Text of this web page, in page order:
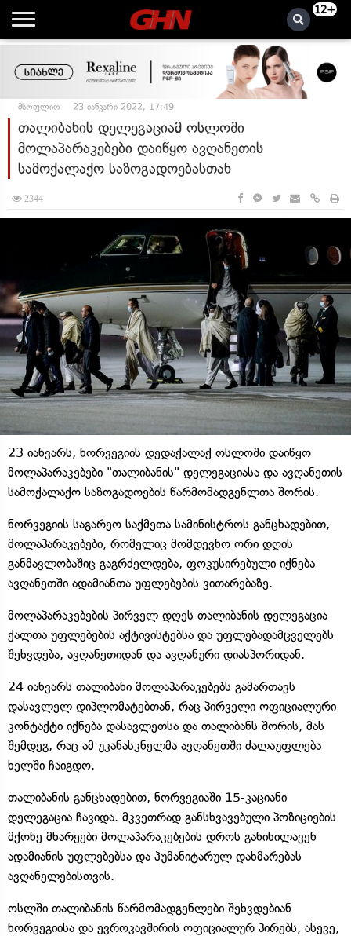
12+
მსოფლიო 23 იანვარი 2022, 17:49
თალიბანის დელეგაციამ ოსლოში
მოლაპარაკებები დაიწყო ავღანეთის
სამოქალაქო საზოგადოებასთან
2344
23 იანვარს, ნორვეგიის დედაქალაქ ოსლოში დაიწყო
მოლაპარაკებები "თალიბანის" დელეგაციასა და ავღანეთის
სამოქალაქო საზოგადოების წარმომადგენლთა შორის.
ნორვეგიის საგარეო საქმეთა სამინისტროს განცხადებით,
მოლაპარაკებები, რომელიც მომდევნო ორი დღის
განმავლობაშიც გაგრძელდება, ფოკუსირებული იქნება
ავღანეთში ადამიანთა უფლებების ვითარებაზე.
მოლაპარაკებების პირველ დღეს თალიბანის დელეგაცია
ქალთა უფლებების აქტივისტებსა და უფლებადამცველებს
შეხვდება, ავღანეთიდან და ავღანური დიასპორიდან.
24 იანვარს თალიბანი მოლაპარაკებებს გამართავს
დასავლელ დიპლომატებთან, რაც პირველი ოფიციალური
კონტაქტი იქნება დასავლეთსა და თალიბანს შორის, მას
შემდეგ, რაც ამ უკანასკნელმა ავღანეთში ძალაუფლება
ხელში ჩაიგდო.
თალიბანის განცხადებით, ნორვეგიაში 15-კაციანი
დელეგაცია ჩავიდა. მკვეთრად განსხვავებული პოზიციების
მქონე მხარეები მოლაპარაკებების დროს განიხილავენ
ადამიანის უფლებებსა და ჰუმანიტარულ დახმარებას
ავღანელებისთვის.
ოსლში თალიბანის წარმომადგენლები შეხვდებიან
ნორვეგიისა და ევროკავშირის ოფიციალურ პირებს, ასევე,